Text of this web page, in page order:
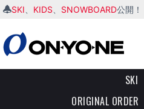
SKI KIDS SNOWBOARD公開！
SKI
ORIGINAL ORDER